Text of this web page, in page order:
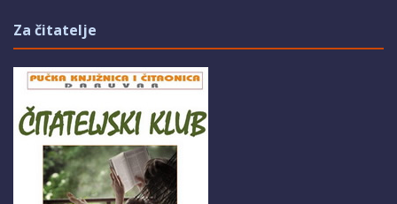
Za čitatelje